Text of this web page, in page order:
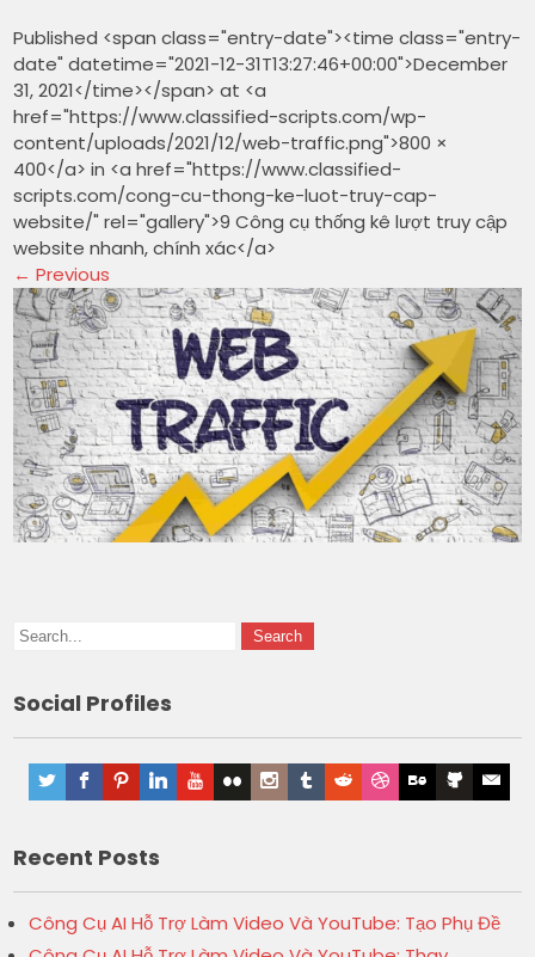
Published <span class="entry-date"><time class="entry-
date" datetime="2021-12-31T13:27:46+00:00">December
31, 2021</time></span> at <a
href="https://www.classified-scripts.com/wp-
content/uploads/2021/12/web-traffic.png">800 ×
400</a> in <a href="https://www.classified-
scripts.com/cong-cu-thong-ke-luot-truy-cap-
website/" rel="gallery">9 Công cụ thống kê lượt truy cập
website nhanh, chính xác</a>
← Previous
Social Profiles
Recent Posts
Công Cụ AI Hỗ Trợ Làm Video Và YouTube: Tạo Phụ Đề